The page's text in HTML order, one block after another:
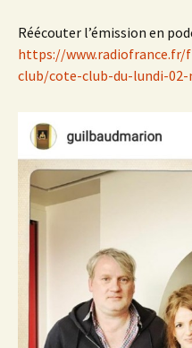
Réécouter l’émission en
https://
club/cote-club-du-lundi-02-